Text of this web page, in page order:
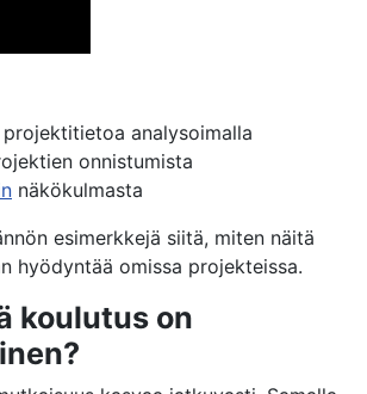
analysoimalla
onnistumista
näkökulmasta
esimerkkejä siitä, miten näitä
hyödyntää omissa projekteissa.
koulutus on